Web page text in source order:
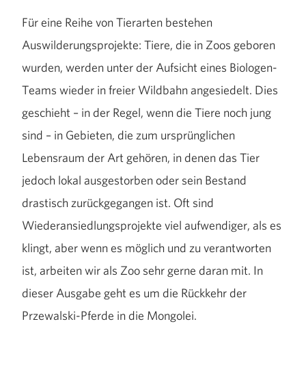
Für eine Reihe von Tierarten bestehen
Auswilderungsprojekte: Tiere, die in Zoos geboren
wurden, werden unter der Aufsicht eines Biologen-
Teams wieder in freier Wildbahn angesiedelt. Dies
geschieht – in der Regel, wenn die Tiere noch jung
sind – in Gebieten, die zum ursprünglichen
Lebensraum der Art gehören, in denen das Tier
jedoch lokal ausgestorben oder sein Bestand
drastisch zurückgegangen ist. Oft sind
Wiederansiedlungsprojekte viel aufwendiger, als es
klingt, aber wenn es möglich und zu verantworten
ist, arbeiten wir als Zoo sehr gerne daran mit. In
dieser Ausgabe geht es um die Rückkehr der
Przewalski-Pferde in die Mongolei.